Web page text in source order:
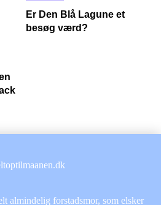
Er Den Blå Lagune et
besøg værd?
almindelig forstadsmor, som elsker